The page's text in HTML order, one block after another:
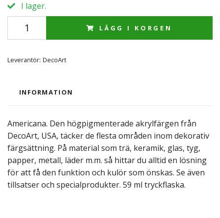
I lager.
LÄGG I KORGEN
Leverantör: DecoArt
INFORMATION
Americana. Den högpigmenterade akrylfärgen från
DecoArt, USA, täcker de flesta områden inom dekorativ
färgsättning. På material som trä, keramik, glas, tyg,
papper, metall, läder m.m. så hittar du alltid en lösning
för att få den funktion och kulör som önskas. Se även
tillsatser och specialprodukter. 59 ml tryckflaska.